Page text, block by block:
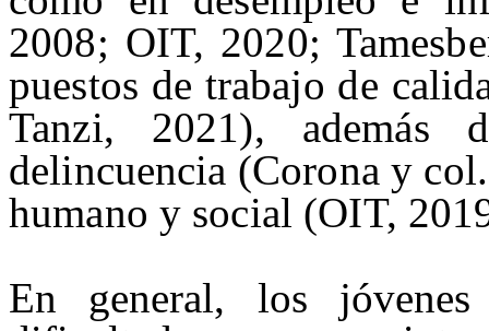
2008; OIT, 2020;
puestos de trabajo de
Tanzi, 2021), además
delincuencia (Corona y
humano y social (OIT,
En general, los